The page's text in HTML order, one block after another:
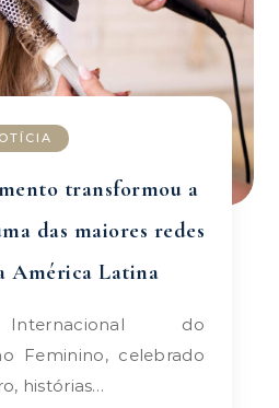
transformou a
das maiores redes
América Latina
Feminino, celebrado
histórias…